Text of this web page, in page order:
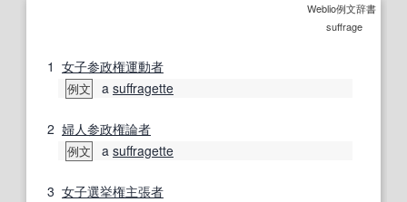
Weblio例文辞書
suffrage
1 女子参政権運動者
例文 a suffragette
2 婦人参政権論者
例文 a suffragette
3 女子選挙権主張者